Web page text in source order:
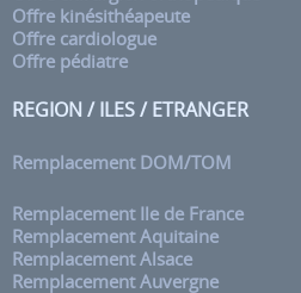
Offre kinésithéapeute
Offre cardiologue
Offre pédiatre
REGION / ILES / ETRANGER
Remplacement DOM/TOM
Remplacement Ile de France
Remplacement Aquitaine
Remplacement Alsace
Remplacement Auvergne